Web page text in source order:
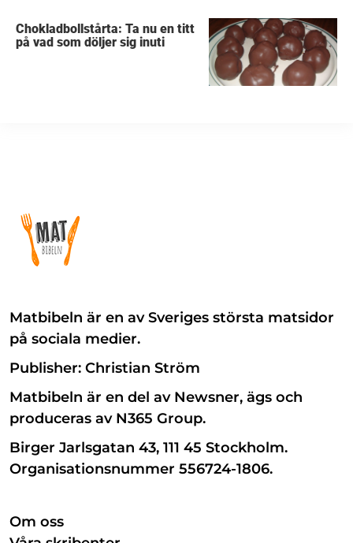
Chokladbollstårta: Ta nu en titt
på vad som döljer sig inuti
Matbibeln är en av Sveriges största matsidor
på sociala medier.
Publisher: Christian Ström
Matbibeln är en del av Newsner, ägs och
produceras av N365 Group.
Birger Jarlsgatan 43, 111 45 Stockholm.
Organisationsnummer 556724-1806.
Om oss